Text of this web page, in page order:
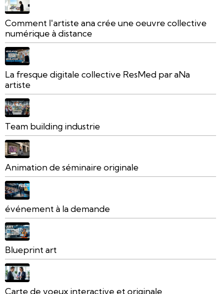
Comment l'artiste ana crée une oeuvre collective
numérique à distance
La fresque digitale collective ResMed par aNa
artiste
Team building industrie
Animation de séminaire originale
événement à la demande
Blueprint art
Carte de voeux interactive et originale